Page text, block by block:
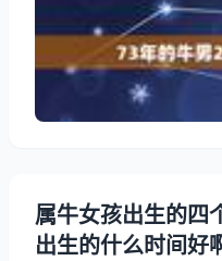
牛的人年运势？希望
2022年的全程运势 1、
牛的运势如何？ 生肖属
这一年内所有的一切都
属牛女孩出生的四
出生的什么时间好